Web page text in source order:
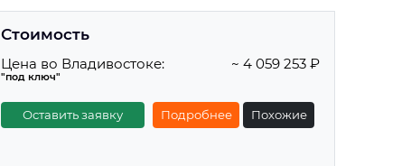
Стоимость
Цена во Владивостоке:
"под ключ"
~ 4 059 253 ₽
Оставить заявку Подробнее Похожие